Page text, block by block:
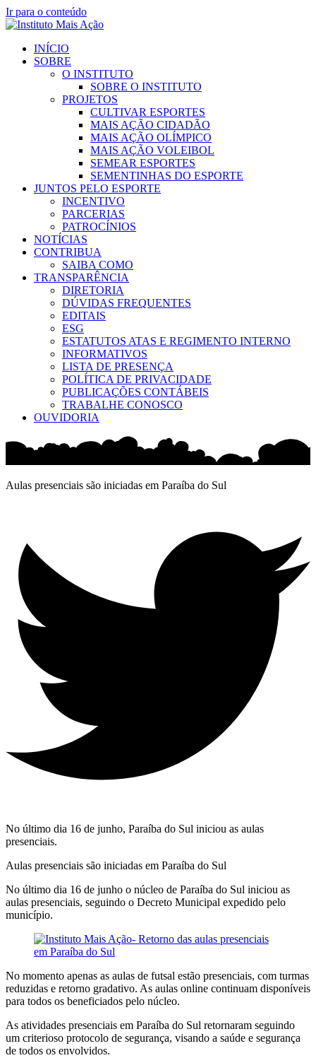
Ir para o conteúdo
INÍCIO
SOBRE
O INSTITUTO
SOBRE O INSTITUTO
PROJETOS
CULTIVAR ESPORTES
MAIS AÇÃO CIDADÃO
MAIS AÇÃO OLÍMPICO
MAIS AÇÃO VOLEIBOL
SEMEAR ESPORTES
SEMENTINHAS DO ESPORTE
JUNTOS PELO ESPORTE
INCENTIVO
PARCERIAS
PATROCÍNIOS
NOTÍCIAS
CONTRIBUA
SAIBA COMO
TRANSPARÊNCIA
DIRETORIA
DÚVIDAS FREQUENTES
EDITAIS
ESG
ESTATUTOS ATAS E REGIMENTO INTERNO
INFORMATIVOS
LISTA DE PRESENÇA
POLÍTICA DE PRIVACIDADE
PUBLICAÇÕES CONTÁBEIS
TRABALHE CONOSCO
OUVIDORIA
Aulas presenciais são iniciadas em Paraíba do Sul
No último dia 16 de junho, Paraíba do Sul iniciou as aulas
presenciais.
Aulas presenciais são iniciadas em Paraíba do Sul
No último dia 16 de junho o núcleo de Paraíba do Sul iniciou as
aulas presenciais, seguindo o Decreto Municipal expedido pelo
município.
No momento apenas as aulas de futsal estão presenciais, com turmas
reduzidas e retorno gradativo. As aulas online continuam disponíveis
para todos os beneficiados pelo núcleo.
As atividades presenciais em Paraíba do Sul retornaram seguindo
um criterioso protocolo de segurança, visando a saúde e segurança
de todos os envolvidos.